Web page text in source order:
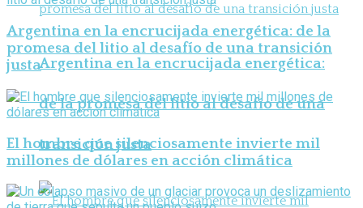
Argentina en la encrucijada energética:
de la promesa del litio al desafío de una
transición justa
Argentina en la encrucijada energética: de la
promesa del litio al desafío de una transición
justa
El hombre que silenciosamente invierte mil
millones de dólares en acción climática